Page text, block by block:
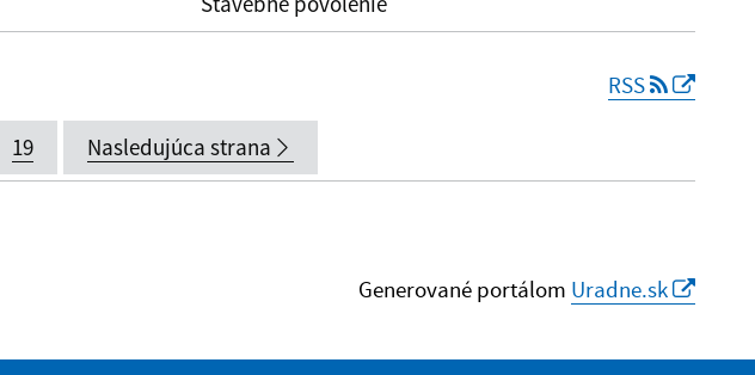
RSS
19 Nasledujúca strana
Generované portálom Uradne.sk